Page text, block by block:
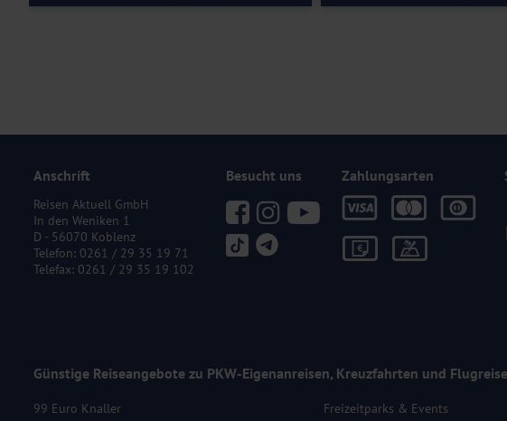
Anschrift
Reisen Aktuell GmbH
In den Weniken 1
D - 56070 Koblenz
Telefon: 0261 / 29 35 19 71
Telefax: 0261 / 29 35 19 102
Besucht uns Zahlungsarten
Günstige Reiseangebote zu PKW-Eigenanreisen, Kreuzfahrten und
99 Euro Knaller
Freizeitparks & Events